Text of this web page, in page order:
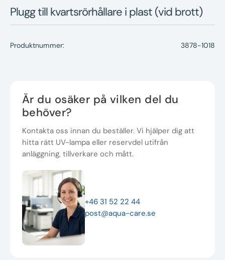
Plugg till kvartsrörhållare i plast (vid brott)
Produktnummer: 3878-1018
Är du osäker på vilken del du
behöver?
Kontakta oss innan du beställer. Vi hjälper dig att
hitta rätt UV-lampa eller reservdel utifrån
anläggning, tillverkare och mått.
+46 31 52 22 44
post@aqua-care.se